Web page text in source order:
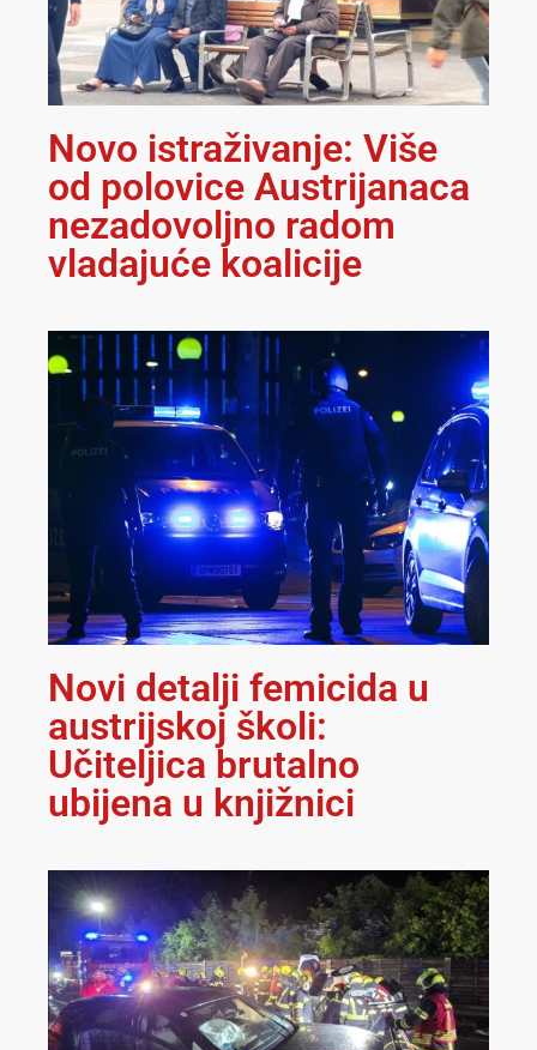
Novo istraživanje: Više
od polovice Austrijanaca
nezadovoljno radom
vladajuće koalicije
Novi detalji femicida u
austrijskoj školi:
Učiteljica brutalno
ubijena u knjižnici